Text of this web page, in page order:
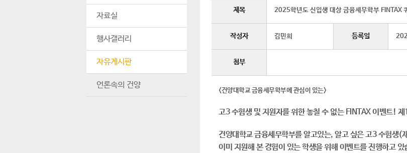
자료실
행사갤러리
자유게시판
언론속의 건양
제목 2025학년도 신입생 대상 금융세무학부 FINTAX
작성자 김민희 등록일
첨부
<건양대학교 금융세무학부에 관심이 있는>
고3 수험생 및 지원자를 위한 놓칠 수 없는 FINTAX 이벤트!
건양대학교 금융세무학부를 알고있는, 알고 싶은 고3 수험생(
이미 지원해 본 경험이 있는 학생을 위해 이벤트를 진행하고 있